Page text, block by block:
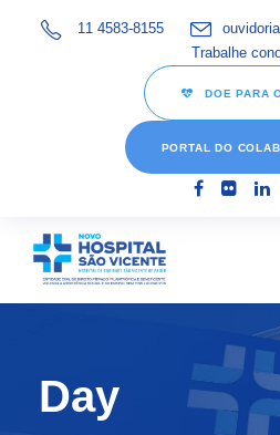
11 4583-8155
Trabalhe
DOE PARA
PORTAL DO
Day